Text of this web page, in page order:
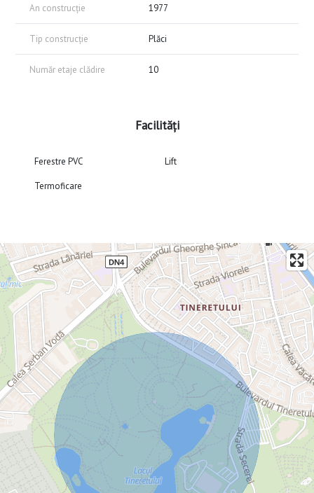
An construcție 1977
Tip construcție Plăci
Număr etaje clădire 10
Facilități
Ferestre PVC Lift
Termoficare